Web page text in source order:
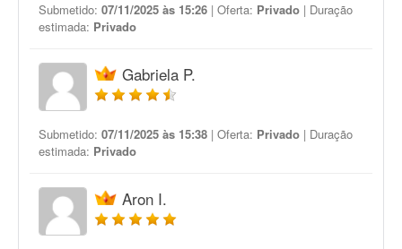
Submetido: 07/11/2025 às 15:26 | Oferta: Privado | Duração
estimada: Privado
Gabriela P.
Submetido: 07/11/2025 às 15:38 | Oferta: Privado | Duração
estimada: Privado
Aron I.